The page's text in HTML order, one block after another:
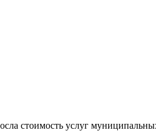
стоимость услуг